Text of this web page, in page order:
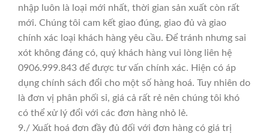
nhập luôn là loại mới nhất, thời gian sản xuất còn rất
mới. Chúng tôi cam kết giao đúng, giao đủ và giao
chính xác loại khách hàng yêu cầu. Để tránh nhưng sai
xót không đáng có, quý khách hàng vui lòng liên hệ
0906.999.843 để được tư vấn chính xác. Hiện có áp
dụng chính sách đổi cho một số hàng hoá. Tuy nhiên do
là đơn vị phân phối sỉ, giá cả rất rẻ nên chúng tôi khó
có thể xử lý đổi với các đơn hàng nhỏ lẻ.
9./ Xuất hoá đơn đầy đủ đối với đơn hàng có giá trị